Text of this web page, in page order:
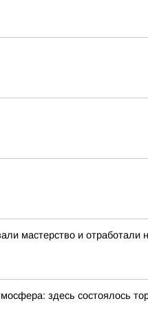
мастерство и отработали
здесь состоялось